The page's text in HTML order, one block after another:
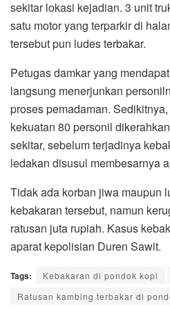
sekitar lokasi kejadian. 3 unit
satu motor yang terparkir di
tersebut pun ludes terbakar.
Petugas damkar yang
langsung menerjunkan
proses pemadaman.
kekuatan 80 personil
sekitar, sebelum terjadinya
ledakan disusul membesarnya
Tidak ada korban jiwa maupun
kebakaran tersebut, namun
ratusan juta rupiah. Kasus
aparat kepolisian Duren Sawit.
Tags: Kebakaran di pondok kopi
Ratusan kambing terbakar di